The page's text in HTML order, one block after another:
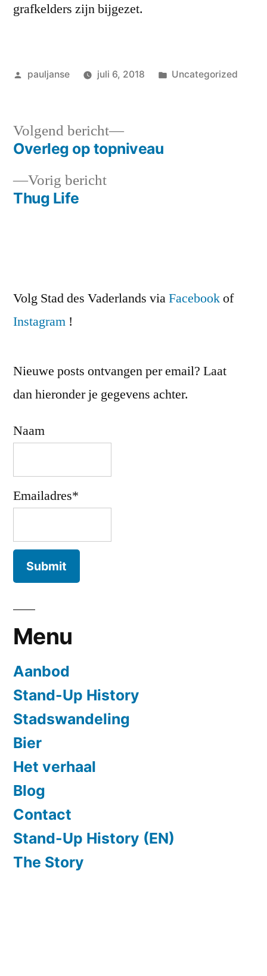
grafkelders zijn bijgezet.
Geplaatst
pauljanse juli 6, 2018
Geplaatst
Uncategorized
Bericht
navigatie
Vorig berichtVorig
Thug Life
Volgend bericht
Volgend
bericht:
Overleg op topniveau
Volg Stad des Vaderlands viaFacebookof
Instagram !
Nieuwe posts ontvangen per email? Laat
dan hieronder je gegevens achter.
Naam
Emailadres*
Menu
Aanbod
Stand-Up History
Stadswandeling
Bier
Het verhaal
Blog
Contact
Stand-Up History (EN)
The Story